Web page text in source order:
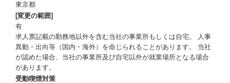
東京都
[変更の範囲]
有
求人票記載の勤務地以外を含む当社の事業所もしくは自宅。 人事
異動・出向等（国内・海外）を命じられることがあります。 当社
が認めた場合、当社の事業所及び自宅以外が就業場所となる場合
があります。
受動喫煙対策